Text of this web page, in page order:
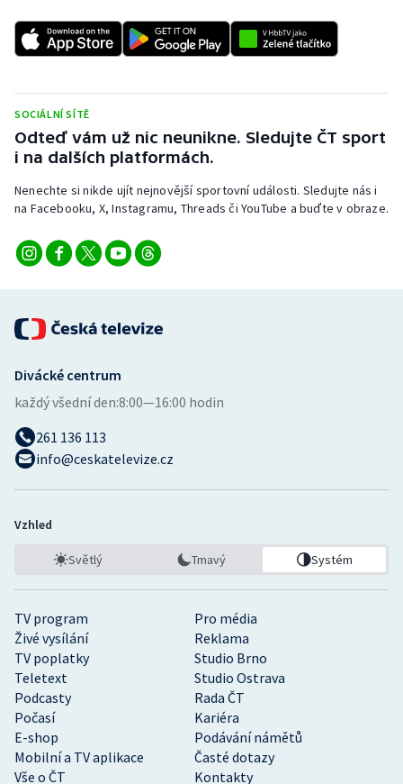
SOCIÁLNÍ SÍTĚ
Odteď vám už nic neunikne. Sledujte ČT sport
i na dalších platformách.
Nenechte si nikde ujít nejnovější sportovní události. Sledujte nás i
na Facebooku, X, Instagramu, Threads či YouTube a buďte v obraze.
TV program
Pro média
Živé vysílání
Reklama
TV poplatky
Studio Brno
Teletext
Studio Ostrava
Podcasty
Rada ČT
Počasí
Kariéra
E-shop
Podávání námětů
Mobilní a TV aplikace
Časté dotazy
Vše o ČT
Kontakty
Divácké centrum
každý všední den:8:00—16:00 hodin
261 136 113
info@ceskatelevize.cz
Vzhled
Světlý Tmavý Systém